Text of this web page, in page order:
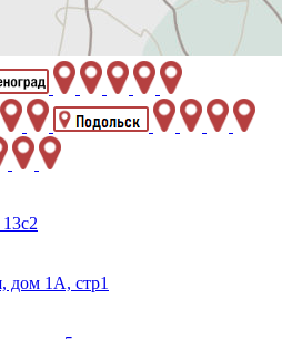
дом 1А, стр1